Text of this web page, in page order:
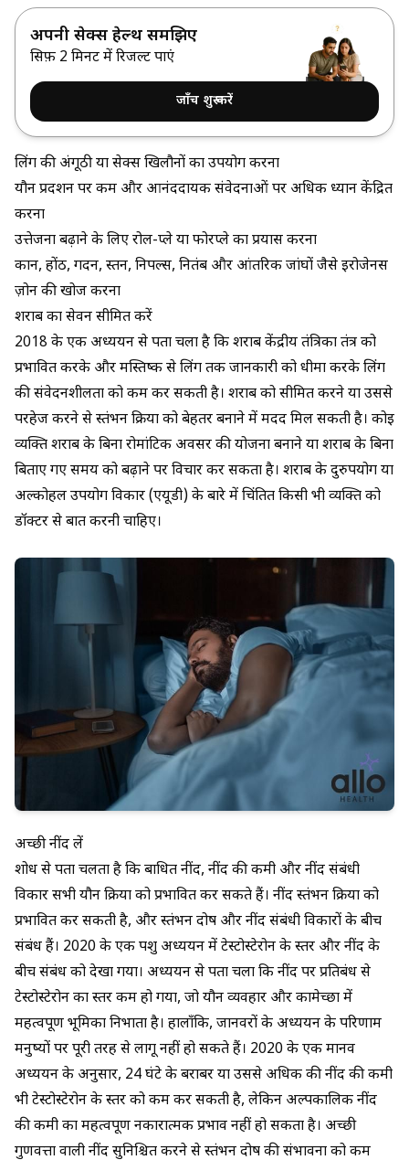
अपनी सेक्स हेल्थ समझिए
सिर्फ़ 2 मिनट में रिजल्ट पाएं
जाँच शुरू करें
लिंग की अंगूठी या सेक्स खिलौनों का उपयोग करना
यौन प्रदर्शन पर कम और आनंददायक संवेदनाओं पर अधिक ध्यान केंद्रित
करना
उत्तेजना बढ़ाने के लिए रोल-प्ले या फोरप्ले का प्रयास करना
कान, होंठ, गर्दन, स्तन, निपल्स, नितंब और आंतरिक जांघों जैसे इरोजेनस
ज़ोन की खोज करना
शराब का सेवन सीमित करें
2018 के एक अध्ययनसे पता चला है कि शराब केंद्रीय तंत्रिका तंत्र को
प्रभावित करके और मस्तिष्क से लिंग तक जानकारी को धीमा करके लिंग
की संवेदनशीलता को कम कर सकती है। शराब को सीमित करने या उससे
परहेज करने से स्तंभन क्रिया को बेहतर बनाने में मदद मिल सकती है। कोई
व्यक्ति शराब के बिना रोमांटिक अवसर की योजना बनाने या शराब के बिना
बिताए गए समय को बढ़ाने पर विचार कर सकता है। शराब के दुरुपयोग या
अल्कोहल उपयोग विकार (एयूडी) के बारे में चिंतित किसी भी व्यक्ति को
डॉक्टर से बात करनी चाहिए।
अच्छी नींद लें
शोध से पता चलता है किबाधित नींद, नींद की कमी और नींद संबंधी
विकार सभी यौन क्रिया को प्रभावित कर सकते हैं। नींद स्तंभन क्रिया को
प्रभावित कर सकती है, और स्तंभन दोष और नींद संबंधी विकारों के बीच
संबंध हैं। 2020 के एक पशु अध्ययनमें टेस्टोस्टेरोन के स्तर और नींद के
बीच संबंध को देखा गया। अध्ययन से पता चला कि नींद पर प्रतिबंध से
टेस्टोस्टेरोन का स्तर कम हो गया, जो यौन व्यवहार और कामेच्छा में
महत्वपूर्ण भूमिका निभाता है। हालाँकि, जानवरों के अध्ययन के परिणाम
मनुष्यों पर पूरी तरह से लागू नहीं हो सकते हैं। 2020 के एक मानव
अध्ययन के अनुसार, 24 घंटे के बराबर या उससे अधिक की नींद की कमी
भी टेस्टोस्टेरोन के स्तर को कम कर सकती है, लेकिन अल्पकालिक नींद
की कमी का महत्वपूर्ण नकारात्मक प्रभाव नहीं हो सकता है। अच्छी
गुणवत्ता वाली नींद सुनिश्चित करने से स्तंभन दोष की संभावना को कम